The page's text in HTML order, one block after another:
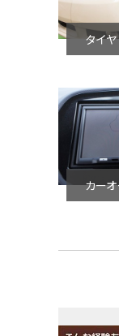
タイ
カー